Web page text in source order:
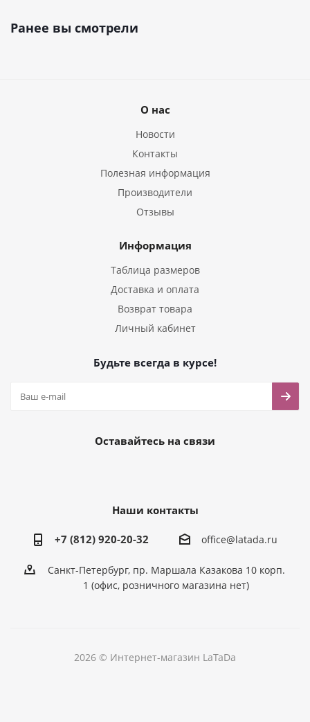
Ранее вы смотрели
О нас
Новости
Контакты
Полезная информация
Производители
Отзывы
Информация
Таблица размеров
Доставка и оплата
Возврат товара
Личный кабинет
Будьте всегда в курсе!
Оставайтесь на связи
Наши контакты
+7 (812) 920-20-32 office@latada.ru
Санкт-Петербург, пр. Маршала Казакова 10 корп.
1 (офис, розничного магазина нет)
2026 © Интернет-магазин LaTaDa